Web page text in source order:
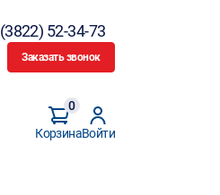
52-34-73
Заказать звонок
Корзина
0
Войти